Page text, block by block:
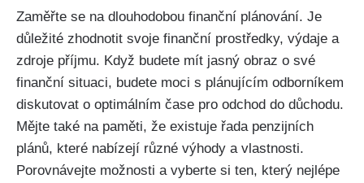
Zaměřte se na dlouhodobou finanční plánování. Je
důležité zhodnotit svoje finanční prostředky, výdaje a
zdroje příjmu. Když budete mít jasný obraz o své
finanční situaci, budete moci s plánujícím odborníkem
diskutovat o optimálním čase pro odchod do důchodu.
Mějte také na paměti, že existuje řada penzijních
plánů, které nabízejí různé výhody a vlastnosti.
Porovnávejte možnosti a vyberte si ten, který nejlépe